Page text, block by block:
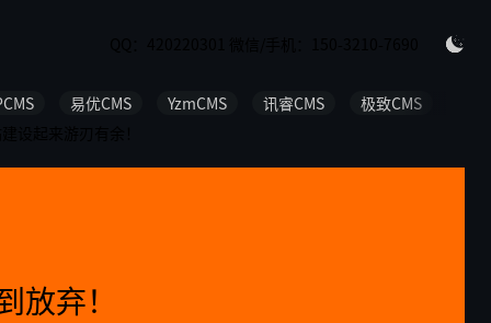

易优CMS YzmCMS 讯睿CMS 极致CMS
弃！